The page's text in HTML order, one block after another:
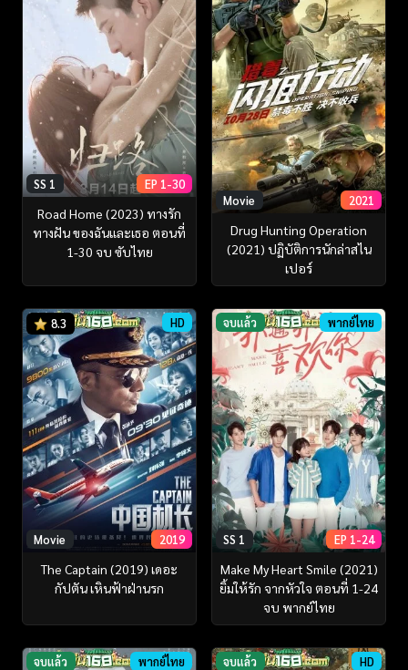
SS 1 EP 1-30
Road Home (2023) ทางรัก
ทางฝัน ของฉันและเธอ ตอนที่
1-30 จบ ซับไทย
Movie 2021
Drug Hunting Operation
(2021) ปฏิบัติการนักล่าสไน
เปอร์
8.3 HD
Movie 2019
The Captain (2019) เดอะ
กัปตัน เหินฟ้าฝ่านรก
จบแล้ว พากย์ไทย
SS 1 EP 1-24
Make My Heart Smile (2021)
ยิ้มให้รัก จากหัวใจ ตอนที่ 1-24
จบ พากย์ไทย
จบแล้ว พากย์ไทย จบแล้ว HD